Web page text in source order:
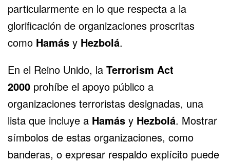
particularmente en lo que respecta a la
glorificación de organizaciones proscritas
como Hamás y Hezbolá.
En el Reino Unido, la Terrorism Act
2000 prohíbe el apoyo público a
organizaciones terroristas designadas, una
lista que incluye a Hamás y Hezbolá. Mostrar
símbolos de estas organizaciones, como
banderas, o expresar respaldo explícito puede